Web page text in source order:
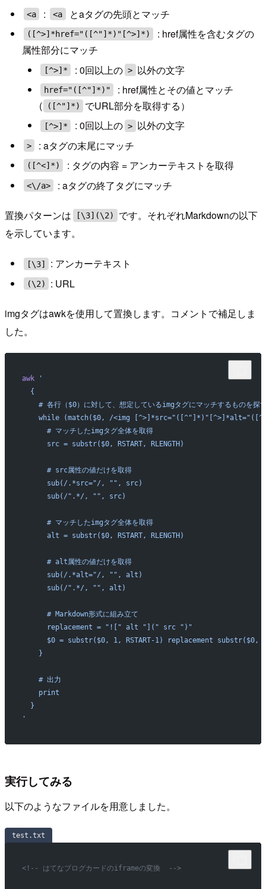
<a : <a とaタグの先頭とマッチ
([^>]*href="([^"]*)"[^>]*)
: href属性を含むタグの
属性部分にマッチ
[^>]* : 0回以上の > 以外の文字
href="([^"]*)"
: href属性とその値とマッチ
(
([^"]*) でURL部分を取得する）
[^>]* : 0回以上の > 以外の文字
> : aタグの末尾にマッチ
([^<]*) : タグの内容 = アンカーテキストを取得
<\/a> : aタグの終了タグにマッチ
置換パターンは [\3](\2)
です。それぞれMarkdownの以下
を示しています。
[\3] : アンカーテキスト
(\2) : URL
imgタグはawkを使用して置換します。コメントで補足しま
した。
awk '
  {
# 各行（$0）に対して、想定しているimgタグにマッチするものを探
while (match($0, /<img
      # マッチしたimgタグ全体を取得
      src = substr($0, RSTART, RLENGTH)
      # src属性の値だけを取得
      sub(/.*src="/, "", src)
      sub(/".*/, "", src)
      # マッチしたimgタグ全体を取得
      alt = substr($0, RSTART, RLENGTH)
      # alt属性の値だけを取得
      sub(/.*alt="/, "", alt)
      sub(/".*/, "", alt)
      # Markdown形式に組み立て
      replacement = "![" alt "](" src ")"
$0 = substr($0, 1, RSTART-1) replacement substr($0,
    }
    # 出力
    print
  }
'
実行してみる
以下のようなファイルを用意しました。
test.txt
<!-- はてなブログカードのiframeの変換  -->